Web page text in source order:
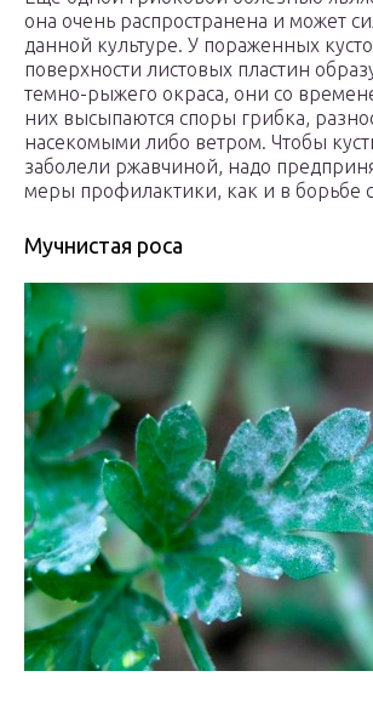
она очень распространена и может
данной культуре. У пораженных
поверхности листовых пластин
темно-рыжего окраса, они со
них высыпаются споры грибка,
насекомыми либо ветром. Чтобы
заболели ржавчиной, надо
меры профилактики, как и в борьбе
Мучнистая роса